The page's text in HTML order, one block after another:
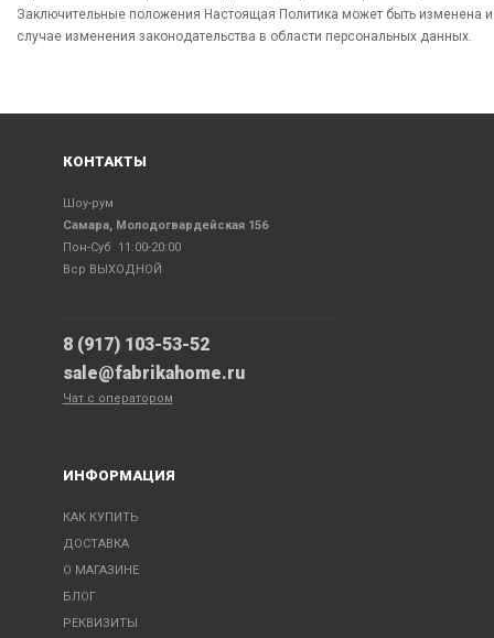
Заключительные положения Настоящая Политика может быть изменена
случае изменения законодательства в области персональных данных.
КОНТАКТЫ
Шоу-рум
Самара, Молодогвардейская 156
Пон-Суб 11:00-20:00
Вср ВЫХОДНОЙ
8 (917) 103-53-52
sale@fabrikahome.ru
Чат с оператором
ИНФОРМАЦИЯ
КАК КУПИТЬ
ДОСТАВКА
О МАГАЗИНЕ
БЛОГ
РЕКВИЗИТЫ